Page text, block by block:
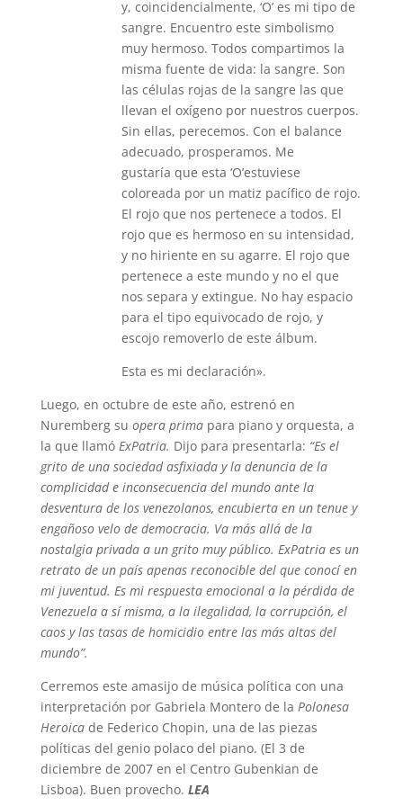
y, coincidencialmente, ‘O’ es mi tipo de
sangre. Encuentro este simbolismo
muy hermoso. Todos compartimos la
misma fuente de vida: la sangre. Son
las células rojas de la sangre las que
llevan el oxígeno por nuestros cuerpos.
Sin ellas, perecemos. Con el balance
adecuado, prosperamos. Me
gustaría que esta ‘O’estuviese
coloreada por un matiz pacífico de rojo.
El rojo que nos pertenece a todos. El
rojo que es hermoso en su intensidad,
y no hiriente en su agarre. El rojo que
pertenece a este mundo y no el que
nos separa y extingue. No hay espacio
para el tipo equivocado de rojo, y
escojo removerlo de este álbum.
Esta es mi declaración».
Luego, en octubre de este año, estrenó en
Nuremberg su opera primapara piano y orquesta, a
la que llamó ExPatria. Dijo para presentarla: “Es el
grito de una sociedad asfixiada y la denuncia de la
complicidad e inconsecuencia del mundo ante la
desventura de los venezolanos, encubierta en un tenue y
engañoso velo de democracia. Va más allá de la
nostalgia privada a un grito muy público. ExPatria es un
retrato de un país apenas reconocible del que conocí en
mi juventud. Es mi respuesta emocional a la pérdida de
Venezuela a sí misma, a la ilegalidad, la corrupción, el
caos y las tasas de homicidio entre las más altas del
mundo”.
Cerremos este amasijo de música política con una
interpretación por Gabriela Montero de la Polonesa
Heroicade Federico Chopin, una de las piezas
políticas del genio polaco del piano. (El 3 de
diciembre de 2007 en el Centro Gubenkian de
Lisboa). Buen provecho. LEA